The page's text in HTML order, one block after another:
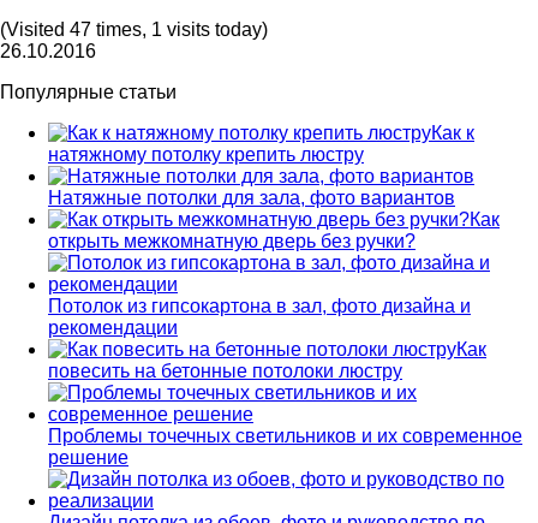
(Visited 47 times, 1 visits today)
26.10.2016
Популярные статьи
Как к
натяжному потолку крепить люстру
Натяжные потолки для зала, фото вариантов
Как
открыть межкомнатную дверь без ручки?
Потолок из гипсокартона в зал, фото дизайна и
рекомендации
Как
повесить на бетонные потолоки люстру
Проблемы точечных светильников и их современное
решение